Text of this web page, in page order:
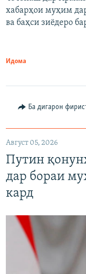
хабарҳои муҳим
ва баҳси зиёдеро
Идома
Ба дигарон
Август 05, 2026
Путин
дар бораи
кард